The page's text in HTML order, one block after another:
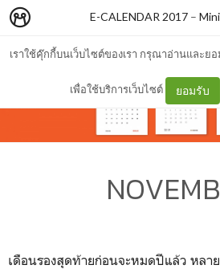
เราใช้คุ๊กกี้บนเว็บไซต์ของเรา กรุณาอ่านและย
เพื่อใช้บริการเว็บไซต์ ยอมรับ
E-CALENDAR 2017 –
เดือนรองสุดท้ายก่อนจะหมดปีแล้ว หลา